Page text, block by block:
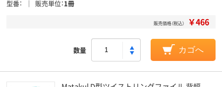
型番 販売単位 1冊
販売価格（税込） ￥466
数量 カゴへ